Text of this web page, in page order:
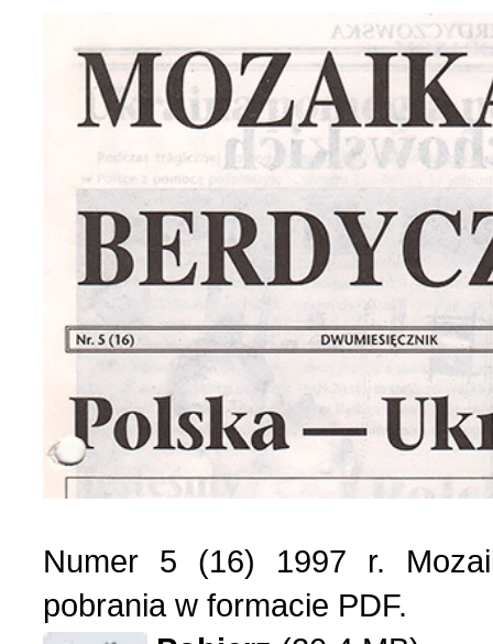
Numer 5 (16) 1997 r.
pobrania w formacie PDF.